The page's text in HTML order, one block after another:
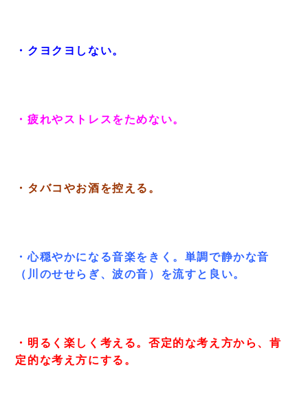
・クヨクヨしない。
・疲れやストレスをためない。
・タバコやお酒を控える。
・心穏やかになる音楽をきく。単調で静かな音
（川のせせらぎ、波の音）を流すと良い。
・明るく楽しく考える。否定的な考え方から、肯
定的な考え方にする。